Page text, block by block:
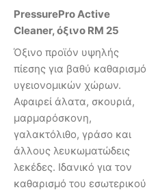
PressurePro Active
Cleaner, όξινο RM 25
Όξινο προϊόν υψηλής
πίεσης για βαθύ καθαρισμό
υγειονομικών χώρων.
Αφαιρεί άλατα, σκουριά,
μαρμαρόσκονη,
γαλακτόλιθο, γράσο και
άλλους λευκωματώδεις
λεκέδες. Ιδανικό για τον
καθαρισμό του εσωτερικού